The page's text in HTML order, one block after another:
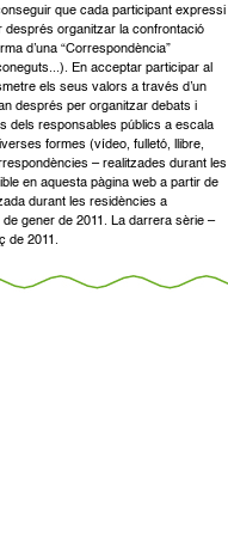
que cada participant expressi
després organitzar la confrontació
d’una “Correspondència”
En acceptar participar al
els seus valors a través d’un
després per organitzar debats i
dels responsables públics a escala
formes (vídeo, fulletó, llibre,
– realitzades durant les
en aquesta pàgina web a partir de
durant les residències a
gener de 2011. La darrera sèrie –
de 2011.